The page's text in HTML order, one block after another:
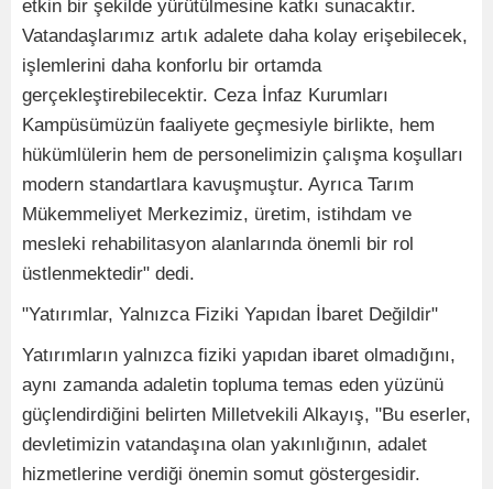
etkin bir şekilde yürütülmesine katkı sunacaktır.
Vatandaşlarımız artık adalete daha kolay erişebilecek,
işlemlerini daha konforlu bir ortamda
gerçekleştirebilecektir. Ceza İnfaz Kurumları
Kampüsümüzün faaliyete geçmesiyle birlikte, hem
hükümlülerin hem de personelimizin çalışma koşulları
modern standartlara kavuşmuştur. Ayrıca Tarım
Mükemmeliyet Merkezimiz, üretim, istihdam ve
mesleki rehabilitasyon alanlarında önemli bir rol
üstlenmektedir" dedi.
"Yatırımlar, Yalnızca Fiziki Yapıdan İbaret Değildir"
Yatırımların yalnızca fiziki yapıdan ibaret olmadığını,
aynı zamanda adaletin topluma temas eden yüzünü
güçlendirdiğini belirten Milletvekili Alkayış, "Bu eserler,
devletimizin vatandaşına olan yakınlığının, adalet
hizmetlerine verdiği önemin somut göstergesidir.